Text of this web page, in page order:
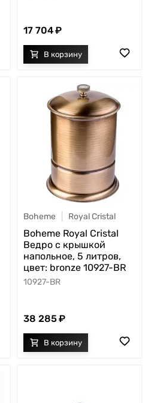
17 704
Boheme Royal Cristal
Boheme Royal Cristal
Ведро с крышкой
напольное, 5 литров,
цвет: bronze 10927-BR
10927-BR
38 285